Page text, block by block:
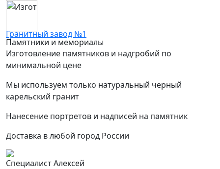
Гранитный завод №1
Памятники и мемориалы
Изготовление памятников и надгробий по
минимальной цене
Мы используем только натуральный черный
карельский гранит
Нанесение портретов и надписей на памятник
Доставка в любой город России
Специалист Алексей